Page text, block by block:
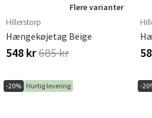
Flere varianter
Hillerstorp
Hængekøjetag Beige
548 kr685 kr
-20% Hurtig levering -